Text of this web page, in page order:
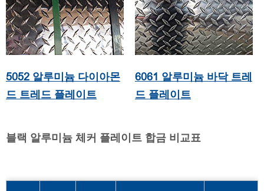
5052 알루미늄 다이아몬
드 트레드 플레이트
6061 알루미늄 바닥 트레
드 플레이트
블랙 알루미늄 체커 플레이트 합금 비교표